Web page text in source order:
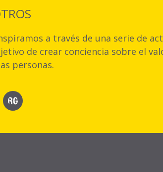
a través de una serie de
de crear conciencia sobre el
personas.